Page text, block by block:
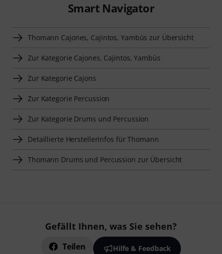
Smart Navigator
Thomann Cajones, Cajintos, Yambùs zur Übersicht
Zur Kategorie Cajones, Cajintos, Yambùs
Zur Kategorie Cajons
Zur Kategorie Percussion
Zur Kategorie Drums und Percussion
Detaillierte Herstellerinfos für Thomann
Thomann Drums und Percussion zur Übersicht
Gefällt Ihnen, was Sie sehen?
Teilen Hilfe & Feedback